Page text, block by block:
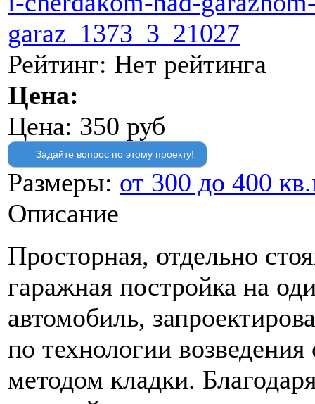
Рейтинг: Нет рейтинга
Цена:
Цена: 350 руб
Задайте вопрос по этому проекту!
Размеры: от 300 до 400
Описание
Просторная, отдельно
гаражная постройка на
автомобиль,
по технологии возведения
методом кладки.